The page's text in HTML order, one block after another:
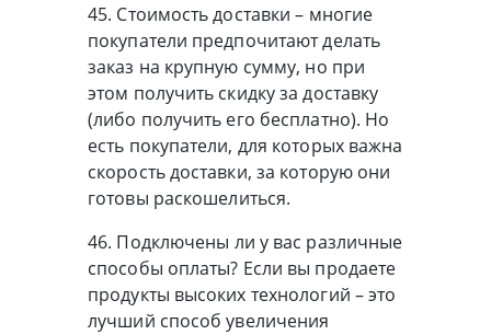
45. Стоимость доставки – многие
покупатели предпочитают делать
заказ на крупную сумму, но при
этом получить скидку за доставку
(либо получить его бесплатно). Но
есть покупатели, для которых важна
скорость доставки, за которую они
готовы раскошелиться.
46. Подключены ли у вас различные
способы оплаты? Если вы продаете
продукты высоких технологий – это
лучший способ увеличения